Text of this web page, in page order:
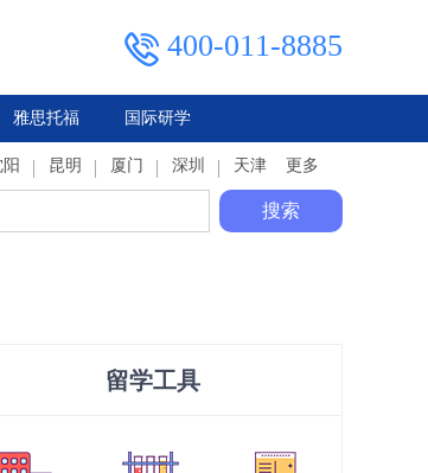
400-011-8885
泰国
雅思托福 国际研学
昆明 厦门 深圳 天津 更多
搜索
留学工具